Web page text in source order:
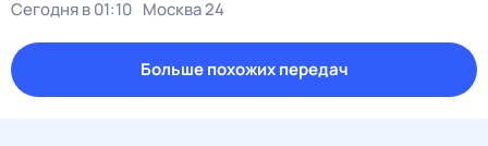
Сегодня в 01:10 Москва 24
Больше похожих передач